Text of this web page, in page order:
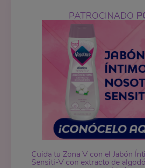
PATROCINADO
Cuida tu Zona V con el Jabón
Sensiti-V con extracto de